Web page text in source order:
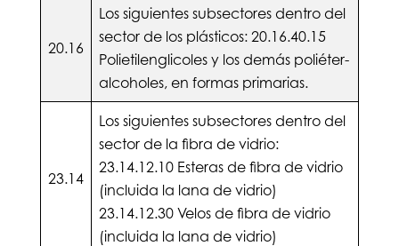
20.16
Los siguientes subsectores dentro del
sector de los plásticos: 20.16.40.15
Polietilenglicoles y los demás poliéter-
alcoholes, en formas primarias.
23.14
Los siguientes subsectores dentro del
sector de la fibra de vidrio:
23.14.12.10 Esteras de fibra de vidrio
(incluida la lana de vidrio)
23.14.12.30 Velos de fibra de vidrio
(incluida la lana de vidrio)